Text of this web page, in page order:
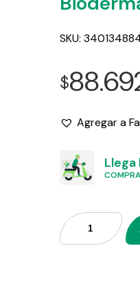
SKU:
$
Agregar a
Llega